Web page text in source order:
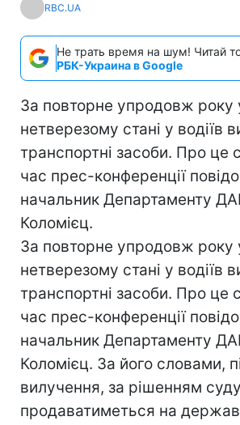
RBC.UA
Не трать время на шум! Читай
РБК-Украина в Google
За повторне упродовж року
нетверезому стані у водіїв
транспортні засоби. Про це
час прес-конференції
начальник Департаменту
Коломієц.
За повторне упродовж року
нетверезому стані у водіїв
транспортні засоби. Про це
час прес-конференції
начальник Департаменту
Коломієц. За його словами,
вилучення, за рішенням
продаватиметься на